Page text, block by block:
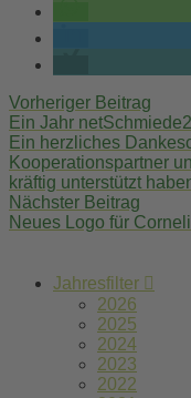
Post
navigation
Vorheriger Beitrag
Ein Jahr
Ein herzliches
Kooperationspartner
kräftig unterstützt
Nächster Beitrag
Neues Logo für
Jahresfilter
2026
2025
2024
2023
2022